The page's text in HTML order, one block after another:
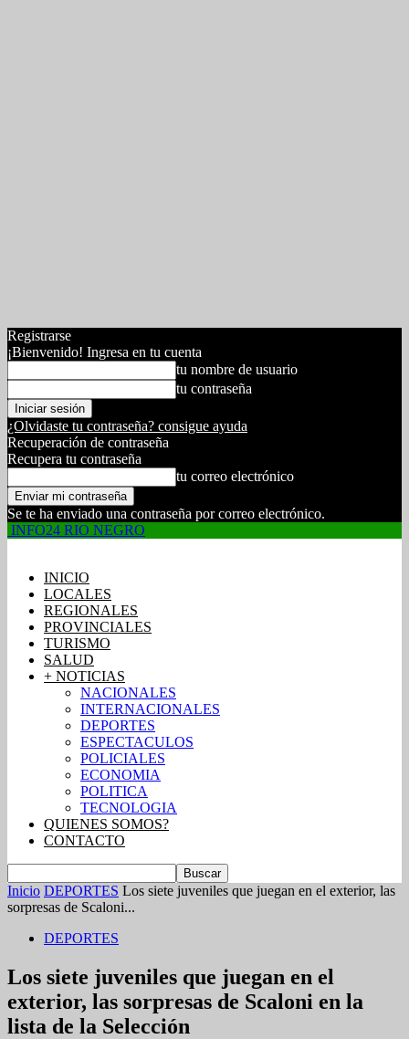
Registrarse
¡Bienvenido! Ingresa en tu cuenta
tu nombre de usuario
tu contraseña
¿Olvidaste tu contraseña? consigue ayuda
Recuperación de contraseña
Recupera tu contraseña
tu correo electrónico
Se te ha enviado una contraseña por correo electrónico.
INFO24 RIO NEGRO
INICIO
LOCALES
REGIONALES
PROVINCIALES
TURISMO
SALUD
+ NOTICIAS
NACIONALES
INTERNACIONALES
DEPORTES
ESPECTACULOS
POLICIALES
ECONOMIA
POLITICA
TECNOLOGIA
QUIENES SOMOS?
CONTACTO
Inicio DEPORTES Los siete juveniles que juegan en el exterior, las
sorpresas de Scaloni...
DEPORTES
Los siete juveniles que juegan en el
exterior, las sorpresas de Scaloni en la
lista de la Selección